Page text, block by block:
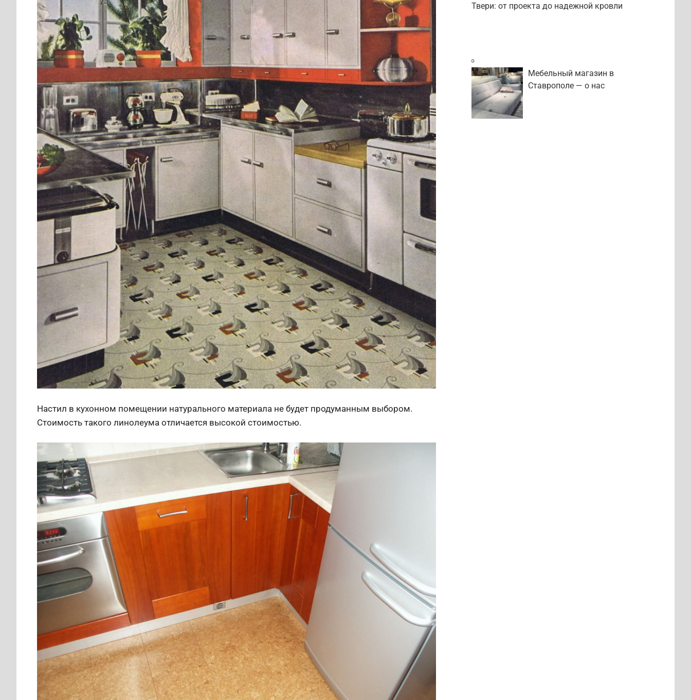
Настил в кухонном помещении натурального материала не будет продуманным выбором.
Стоимость такого линолеума отличается высокой стоимостью.
Твери: от проекта до надежной кровли
Мебельный магазин в
Ставрополе — о нас